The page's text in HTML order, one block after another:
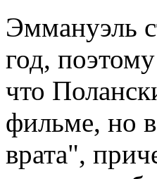
Эммануэль
год,
что
фильме, но
врата",